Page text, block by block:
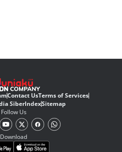
Contact UsTerms of Services
SiberIndexSitemap
Follow Us
Download